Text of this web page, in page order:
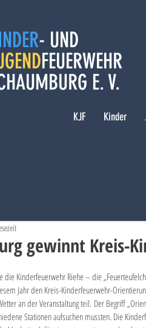
- UND
FEUERWEHR
E. V.
KJF Kinder
gewinnt Kreis-
Jahr den Kreis-Kinderfeuerwehr-
an der Veranstaltung teil. Der Begriff
Stationen aufsuchen mussten. Die